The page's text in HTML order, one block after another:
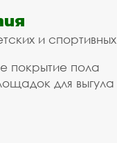
и спортивных
покрытие пола
для выгула